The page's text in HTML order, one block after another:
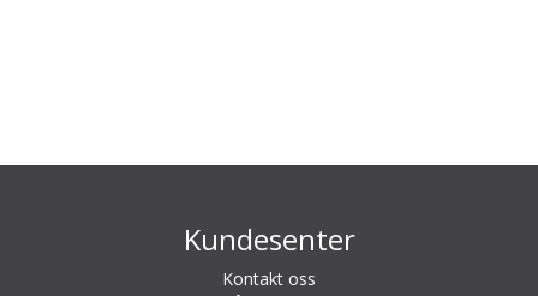
Kundesenter
Kontakt oss